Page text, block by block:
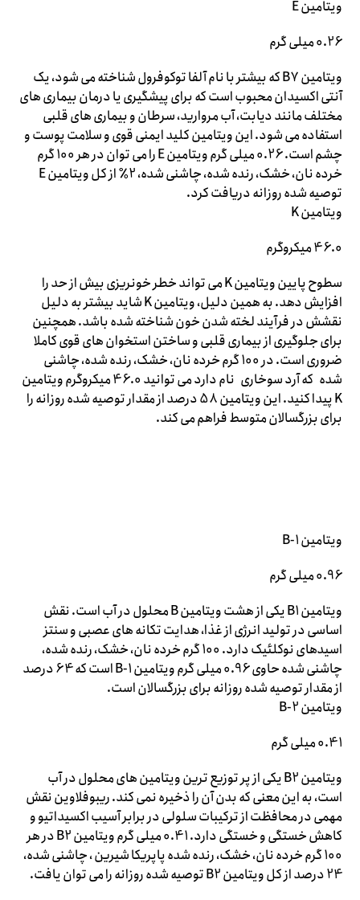
ویتامین E
0.26 میلی گرم
ویتامین B7 که بیشتر با نام آلفا توکوفرول شناخته می شود، یک
آنتی اکسیدان محبوب است که برای پیشگیری یا درمان بیماری های
مختلف مانند دیابت، آب مروارید، سرطان و بیماری های قلبی
استفاده می شود. این ویتامین کلید ایمنی قوی و سلامت پوست و
چشم است. 0.26 میلی گرم ویتامین E را می توان در هر 100 گرم
خرده نان، خشک، رنده شده، چاشنی شده، 2٪ از کل ویتامین E
توصیه شده روزانه دریافت کرد.
ویتامین K
46.0 میکروگرم
سطوح پایین ویتامین K می تواند خطر خونریزی بیش از حد را
افزایش دهد. به همین دلیل، ویتامین K شاید بیشتر به دلیل
نقشش در فرآیند لخته شدن خون شناخته شده باشد. همچنین
برای جلوگیری از بیماری قلبی و ساختن استخوان های قوی کاملا
ضروری است. در 100 گرم خرده نان، خشک، رنده شده، چاشنی
شده که آرد سوخاری نام دارد می توانید 46.0 میکروگرم ویتامین
K پیدا کنید. این ویتامین 58 درصد از مقدار توصیه شده روزانه را
برای بزرگسالان متوسط ​​فراهم می کند.
ویتامین B-1
0.96 میلی گرم
ویتامین B1 یکی از هشت ویتامین B محلول در آب است. نقش
اساسی در تولید انرژی از غذا، هدایت تکانه های عصبی و سنتز
اسیدهای نوکلئیک دارد. 100 گرم خرده نان، خشک، رنده شده،
چاشنی شده حاوی 0.96 میلی گرم ویتامین B-1 است که 64 درصد
از مقدار توصیه شده روزانه برای بزرگسالان است.
ویتامین B-2
0.41 میلی گرم
ویتامین B2 یکی از پر توزیع ترین ویتامین های محلول در آب
است، به این معنی که بدن آن را ذخیره نمی کند. ریبوفلاوین نقش
مهمی در محافظت از ترکیبات سلولی در برابر آسیب اکسیداتیو و
کاهش خستگی و خستگی دارد. 0.41 میلی گرم ویتامین B2 در هر
100 گرم خرده نان، خشک، رنده شده پاپریکا شیرین ، چاشنی شده،
24 درصد از کل ویتامین B2 توصیه شده روزانه را می توان یافت.